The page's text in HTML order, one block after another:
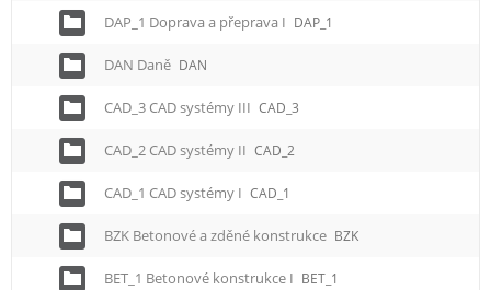
DAP_1 Doprava a přeprava I DAP_1
DAN Daně DAN
CAD_3 CAD systémy III CAD_3
CAD_2 CAD systémy II CAD_2
CAD_1 CAD systémy I CAD_1
BZK Betonové a zděné konstrukce BZK
BET_1 Betonové konstrukce I BET_1